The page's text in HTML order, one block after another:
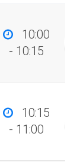
10:00
- 10:15
10:15
- 11:00